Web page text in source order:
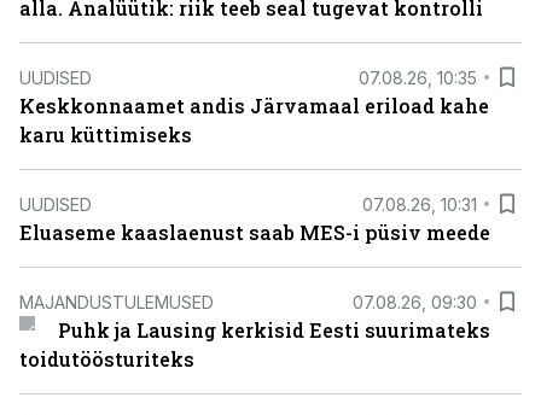
alla. Analüütik: riik teeb seal tugevat kontrolli
UUDISED 07.08.26, 10:35
Keskkonnaamet andis Järvamaal eriload kahe
karu küttimiseks
UUDISED 07.08.26, 10:31
Eluaseme kaaslaenust saab MES-i püsiv meede
MAJANDUSTULEMUSED 07.08.26, 09:30
Puhk ja Lausing kerkisid Eesti suurimateks
toidutöösturiteks